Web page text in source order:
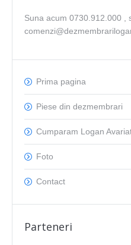
Suna acum 0730.912.000 ,
Prima pagina
Piese din dezmembrari
Cumparam Logan
Foto
Contact
Parteneri